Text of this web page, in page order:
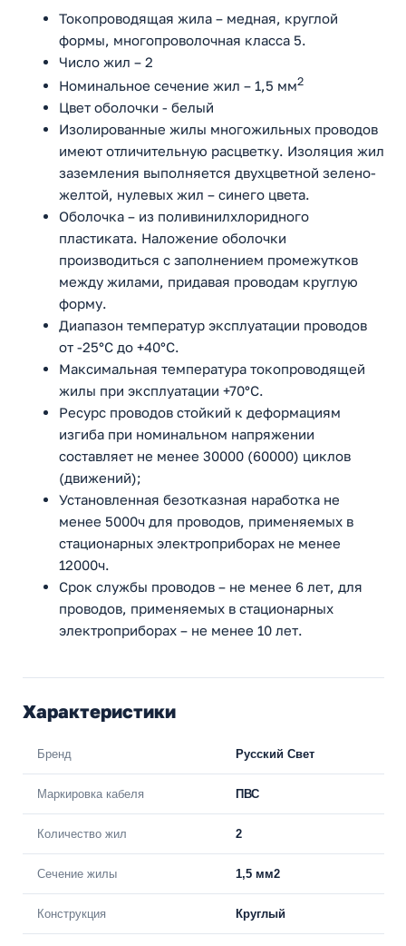
Токопроводящая жила – медная, круглой
формы, многопроволочная класса 5.
Число жил – 2
Номинальное сечение жил – 1,5 мм2
Цвет оболочки - белый
Изолированные жилы многожильных проводов
имеют отличительную расцветку. Изоляция жил
заземления выполняется двухцветной зелено-
желтой, нулевых жил – синего цвета.
Оболочка – из поливинилхлоридного
пластиката. Наложение оболочки
производиться с заполнением промежутков
между жилами, придавая проводам круглую
форму.
Диапазон температур эксплуатации проводов
от -25°С до +40°С.
Максимальная температура токопроводящей
жилы при эксплуатации +70°С.
Ресурс проводов стойкий к деформациям
изгиба при номинальном напряжении
составляет не менее 30000 (60000) циклов
(движений);
Установленная безотказная наработка не
менее 5000ч для проводов, применяемых в
стационарных электроприборах не менее
12000ч.
Срок службы проводов – не менее 6 лет, для
проводов, применяемых в стационарных
электроприборах – не менее 10 лет.
Характеристики
Бренд Русский Свет
Маркировка кабеля ПВС
Количество жил 2
Сечение жилы 1,5 мм2
Конструкция Круглый